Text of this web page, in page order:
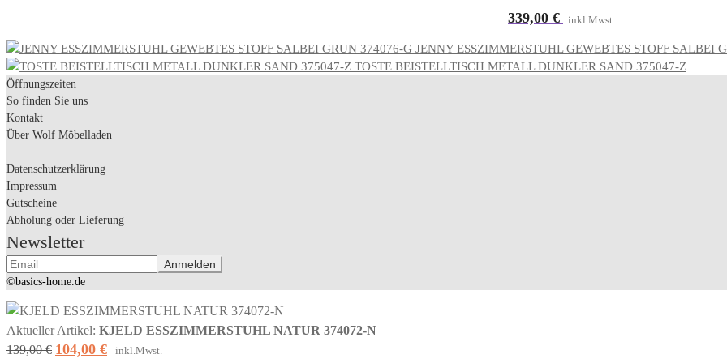
339,00 € inkl.Mwst.
JENNY ESSZIMMERSTUHL GEWEBTES STOFF SALBEI
TOSTE BEISTELLTISCH METALL DUNKLER SAND 375047-Z
Öffnungszeiten
So finden Sie uns
Kontakt
Über Wolf Möbelladen
Datenschutzerklärung
Impressum
Gutscheine
Abholung oder Lieferung
Newsletter
©basics-home.de
Aktueller Artikel: KJELD ESSZIMMERSTUHL NATUR 374072-N
139,00€ Ursprünglicher
104,00 €Aktueller
inkl.Mwst.